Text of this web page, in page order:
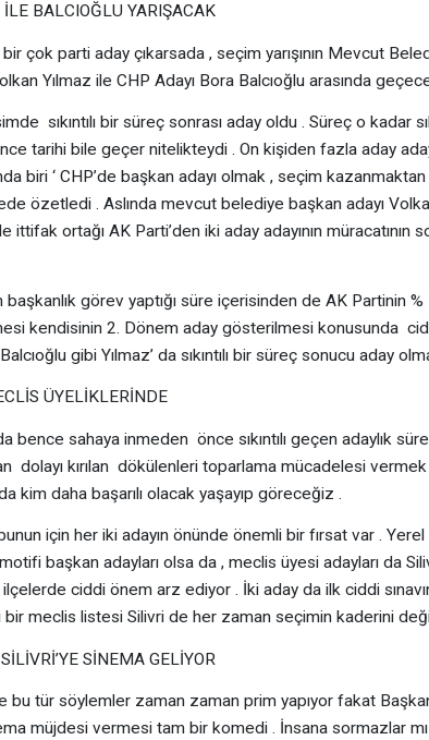
BALCIOĞLU YARIŞACAK
bir çok parti aday çıkarsada , seçim yarışının Mevcut
Yılmaz ile CHP Adayı Bora Balcıoğlu arasında
sıkıntılı bir süreç sonrası aday oldu . Süreç o kadar
tarihi bile geçer nitelikteydi . On kişiden fazla aday
biri ‘ CHP’de başkan adayı olmak , seçim
özetledi . Aslında mevcut belediye başkan adayı
ittifak ortağı AK Parti’den iki aday adayının müracatının
başkanlık görev yaptığı süre içerisinden de AK Partinin
kendisinin 2. Dönem aday gösterilmesi konusunda
gibi Yılmaz’ da sıkıntılı bir süreç sonucu aday
ÜYELİKLERİNDE
bence sahaya inmeden önce sıkıntılı geçen adaylık
dolayı kırılan dökülenleri toparlama mücadelesi
kim daha başarılı olacak yaşayıp göreceğiz .
için her iki adayın önünde önemli bir fırsat var .
başkan adayları olsa da , meclis üyesi adayları da
ciddi önem arz ediyor . İki aday da ilk ciddi
bir meclis listesi Silivri de her zaman seçimin kaderini
SİNEMA GELİYOR
bu tür söylemler zaman zaman prim yapıyor fakat
müjdesi vermesi tam bir komedi . İnsana sormazlar mı